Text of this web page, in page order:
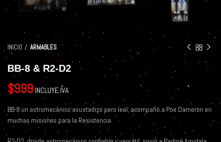
INICIO ARMABLES
BB-8 & R2-D2
$999 INCLUYE IVA
BB-8 un astromecánico asustadizo pero leal, acompañó a Poe Dameron en
muchas misiones para la Resistencia.